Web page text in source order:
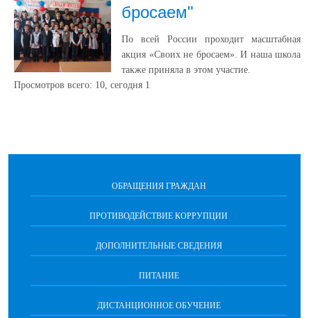
бросаем"
По всей России проходит масштабная
акция «Своих не бросаем». И наша школа
также приняла в этом участие.
Просмотров всего: 10, сегодня 1
ОБРАЩЕНИЯ ГРАЖДАН
ПРОТИВОДЕЙСТВИЕ КОРРУПЦИИ
ДОПОЛНИТЕЛЬНЫЕ СВЕДЕНИЯ
ПИТАНИЕ
ДИСТАНЦИОННОЕ ОБУЧЕНИЕ